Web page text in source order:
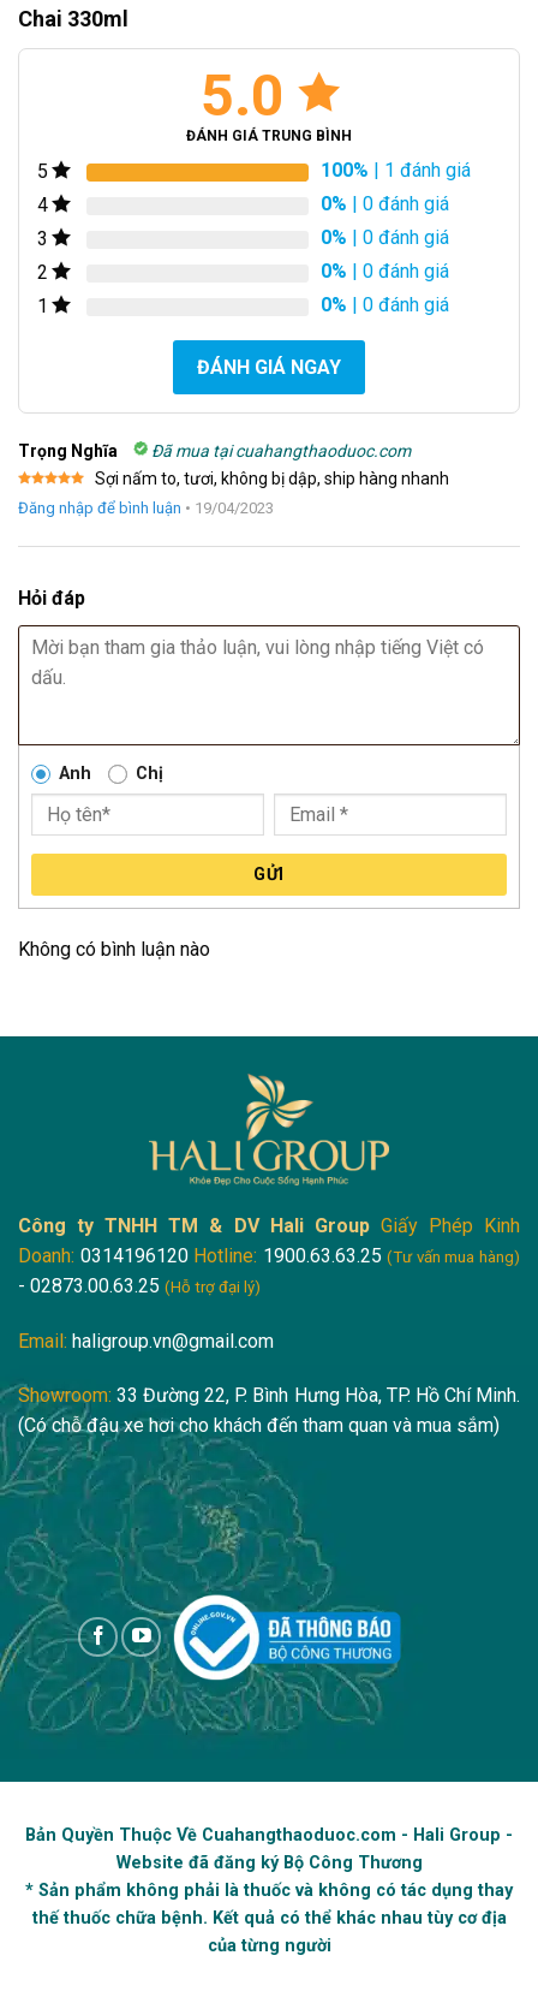
Chai 330ml
5.0
ĐÁNH GIÁ TRUNG BÌNH
5 100% | 1 đánh giá
4
0% | 0 đánh giá
3
0% | 0 đánh giá
2
0% | 0 đánh giá
1
0% | 0 đánh giá
ĐÁNH GIÁ NGAY
Trọng Nghĩa Đã mua tại cuahangthaoduoc.com
hạng 55
Sợi nấm to, tươi, không bị dập, ship hàng nhanh
Đăng nhập để bình luận • 19/04/2023
Hỏi đáp
Anh Chị
GỬI
Không có bình luận nào
Công ty TNHH TM & DV Hali Group Giấy Phép Kinh
Doanh: 0314196120 Hotline: 1900.63.63.25 (Tư vấn mua hàng)
- 02873.00.63.25 (Hỗ trợ đại lý)
Email: haligroup.vn@gmail.com
Showroom: 33 Đường 22, P. Bình Hưng Hòa, TP. Hồ Chí Minh.
(Có chỗ đậu xe hơi cho khách đến tham quan và mua sắm)
Bản Quyền Thuộc Về Cuahangthaoduoc.com - Hali Group -
Website đã đăng ký Bộ Công Thương
* Sản phẩm không phải là thuốc và không có tác dụng thay
thế thuốc chữa bệnh. Kết quả có thể khác nhau tùy cơ địa
của từng người